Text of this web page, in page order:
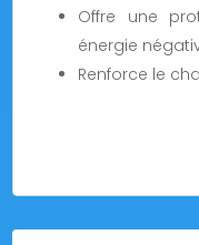
Offre une
énergie
Renforce le